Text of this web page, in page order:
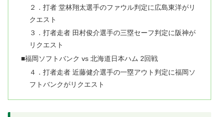
２．打者 堂林翔太選手のファウル判定に広島東洋がリ
クエスト
３．打者走者 田村俊介選手の三塁セーフ判定に阪神が
リクエスト
■福岡ソフトバンク vs 北海道日本ハム 2回戦
４．打者走者 近藤健介選手の一塁アウト判定に福岡ソ
フトバンクがリクエスト